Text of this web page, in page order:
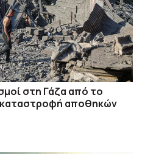
στη Γάζα από το
καταστροφή αποθηκών